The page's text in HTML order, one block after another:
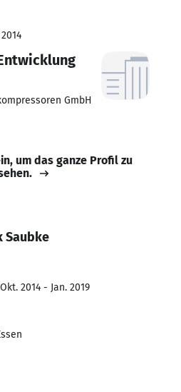
GmbH
um das ganze Profil zu
Saubke
2014 - Jan. 2019